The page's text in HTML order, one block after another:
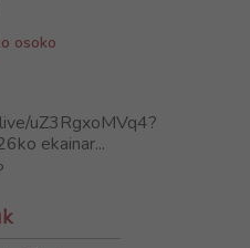
osoko
uZ3RgxoMVq4?
ekainar...